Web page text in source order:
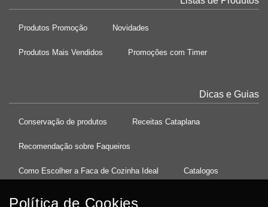
Produtos Promoção Novidades
Produtos Mais Vendidos Promoções com Timer
Dicas e Guias
Conservação de produtos Receitas Cataplana
Recomendação sobre Faqueiros
Como Escolher a Faca de Cozinha Ideal Catalogos
Política de Cookies